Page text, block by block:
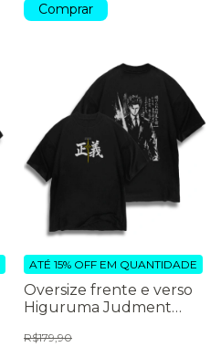
Comprar
Oversize frente e verso
Higuruma Judment
R$179,90
ATÉ 15% OFF EM QUANTIDADE